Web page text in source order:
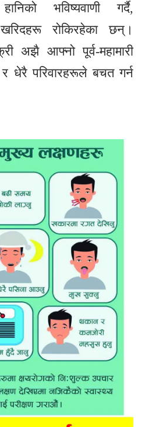
भविष्यवाणी गर्दै,
रोकिरहेका छन्।
अझै आफ्नो पूर्व-महामारी
धेरै परिवारहरूले बचत गर्न